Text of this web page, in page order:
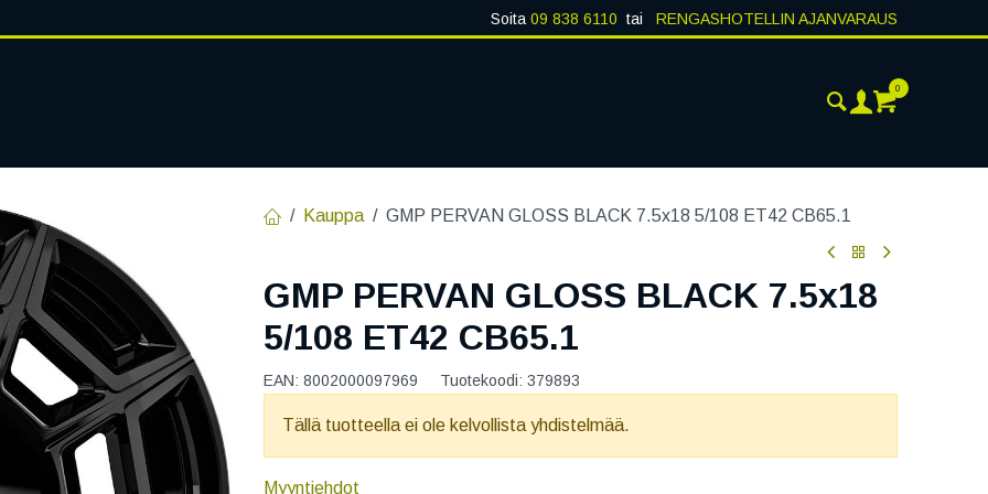
Soita 09 838 6110 tai RENGASHOTELLIN AJANVARAUS
0
Kauppa GMP PERVAN GLOSS BLACK 7.5x18 5/108 ET42 CB65.1
GMP PERVAN GLOSS BLACK 7.5x18
5/108 ET42 CB65.1
EAN: 8002000097969 Tuotekoodi: 379893
Tällä tuotteella ei ole kelvollista yhdistelmää.
Myyntiehdot